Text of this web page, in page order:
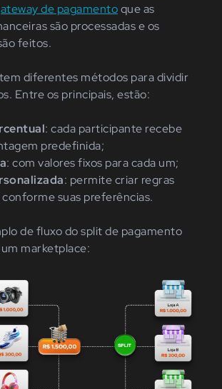
de pagamentoque as
são processadas e os
feitos.
diferentes métodos para dividir
Entre os principais, estão:
: cada participante recebe
predefinida;
: com valores fixos para cada um;
: permite criar regras
suas preferências.
de fluxo do split de pagamento
marketplace: